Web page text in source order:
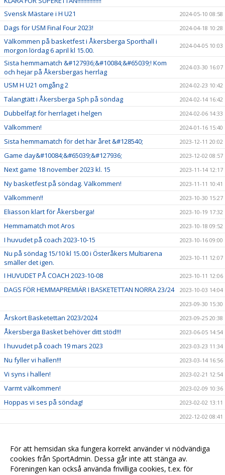
Svensk Mästare i H U21 2024-05-10 08:58
Dags för USM Final Four 2023! 2024-04-18 10:28
Välkommen på basketfest i Åkersberga Sporthall i
morgon lördag 6 april kl 15.00.
2024-04-05 10:03
Sista hemmamatch &#127936;&#10084;&#65039;! Kom
och hejar på Åkersbergas herrlag
2024-03-30 16:07
USM H U21 omgång 2 2024-02-23 10:42
Talangtätt i Åkersberga Sph på söndag 2024-02-14 16:42
Dubbelfajt för herrlaget i helgen 2024-02-06 14:33
Välkommen! 2024-01-16 15:40
Sista hemmamatch för det här året &#128540; 2023-12-11 20:02
Game day&#10084;&#65039;&#127936; 2023-12-02 08:57
Next game 18 november 2023 kl. 15 2023-11-14 12:17
Ny basketfest på söndag. Välkommen! 2023-11-11 10:41
Välkommen!! 2023-10-30 15:27
Eliasson klart för Åkersberga! 2023-10-19 17:32
Hemmamatch mot Aros 2023-10-18 09:52
I huvudet på coach 2023-10-15 2023-10-16 09:00
Nu på söndag 15/10 kl 15.00 i Österåkers Multiarena
smäller det igen.
2023-10-11 12:07
I HUVUDET PÅ COACH 2023-10-08 2023-10-11 12:06
DAGS FÖR HEMMAPREMIÄR I BASKETETTAN NORRA 23/24
2023-10-03 14:04
2023-09-30 15:30
Årskort Basketettan 2023/2024 2023-09-25 20:38
Åkersberga Basket behöver ditt stöd!!! 2023-06-05 14:54
I huvudet på coach 19 mars 2023 2023-03-23 11:34
Nu fyller vi hallen!!! 2023-03-14 16:56
Vi syns i hallen! 2023-02-21 12:54
Varmt välkommen! 2023-02-09 10:36
Hoppas vi ses på söndag!
2023-02-02 13:11
2022-12-02 08:41
Next game!
2022-11-03 08:18
2022-10-25 09:43
Nyheter av herrlaget 2022-10-04 09:17
För att hemsidan ska fungera korrekt använder vi nödvändiga
cookies från SportAdmin. Dessa går inte att stänga av.
Föreningen kan också använda frivilliga cookies, t.ex. för